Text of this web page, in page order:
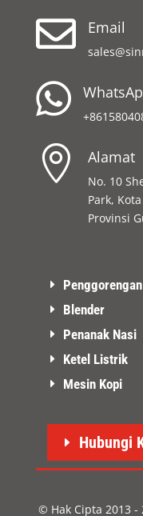
 Email

 Alamat
No. 10
Park,
Provinsi
Blender
Penanak Nasi
Ketel Listrik
Mesin Kopi
Hubungi
© Hak Cipta 2013 -